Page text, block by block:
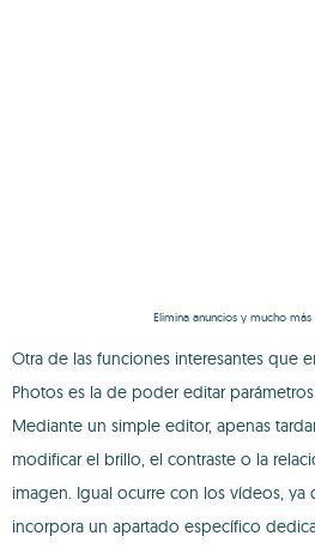
Elimina anuncios y mucho
Otra de las funciones interesantes que
Photos es la de poder editar
Mediante un simple editor, apenas
modificar el brillo, el contraste o la
imagen. Igual ocurre con los vídeos, ya
incorpora un apartado específico